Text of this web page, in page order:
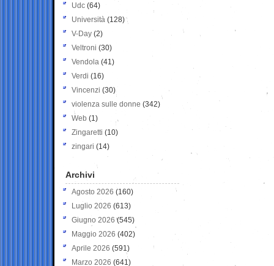
Udc (64)
Università (128)
V-Day (2)
Veltroni (30)
Vendola (41)
Verdi (16)
Vincenzi (30)
violenza sulle donne (342)
Web (1)
Zingaretti (10)
zingari (14)
Archivi
Agosto 2026 (160)
Luglio 2026 (613)
Giugno 2026 (545)
Maggio 2026 (402)
Aprile 2026 (591)
Marzo 2026 (641)